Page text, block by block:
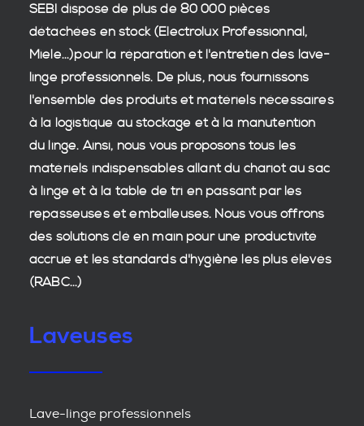
SEBI dispose de plus de 80 000pièces
détachées en stock(Electrolux Professionnal,
Miele...)pour la réparation et l'entretien des lave-
linge professionnels. De plus, nous fournissons
l'ensemble des produits et matériels nécessaires
à la logistique au stockage et à la manutention
du linge. Ainsi, nous vous proposons tous les
matériels indispensables allant du chariot au sac
à linge et à la table de tri en passant par les
repasseuses et emballeuses. Nous vous offrons
des solutions clé en main pour une productivité
accrue et lesstandards d'hygiène les plus élevés
(RABC...)
Laveuses
Lave-linge professionnels